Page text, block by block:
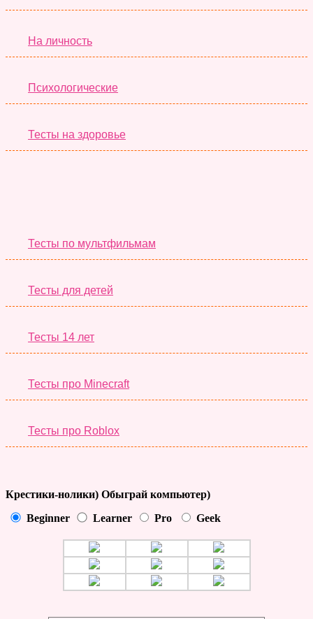
На личность
Психологические
Тесты на здоровье
Тесты по мультфильмам
Тесты для детей
Тесты 14 лет
Тесты про Minecraft
Тесты про Roblox
Крестики-нолики) Обыграй компьютер)
Beginner Learner Pro Geek